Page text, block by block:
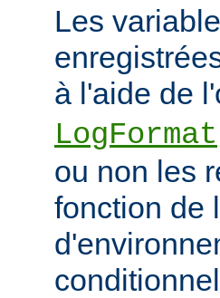
Les
à l'aide de
LogFormat
ou non les
fonction de